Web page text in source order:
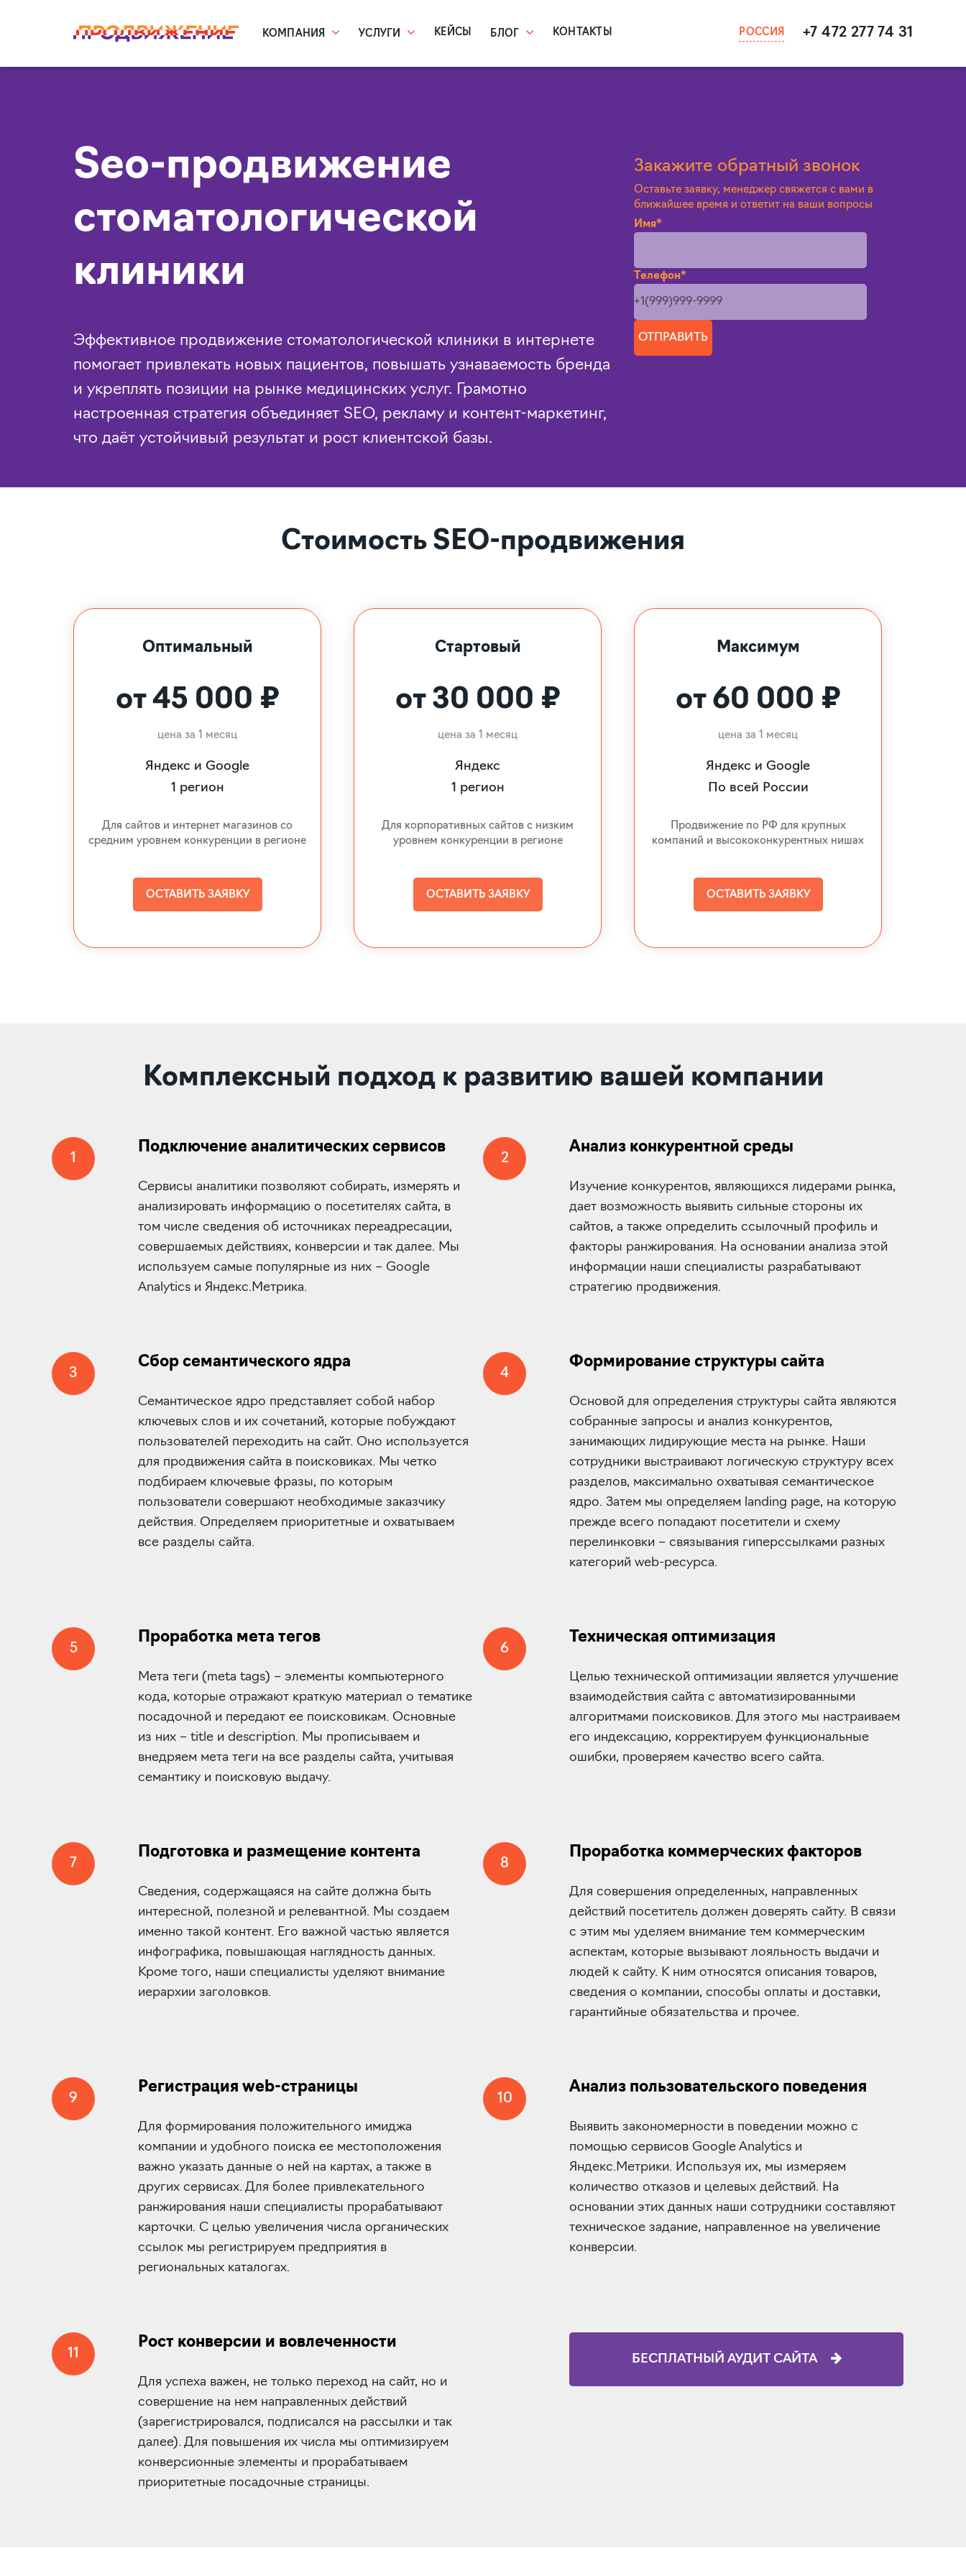
КОМПАНИЯ УСЛУГИ КЕЙСЫ БЛОГ КОНТАКТЫ РОССИЯ +7 472 277 74 31
Seo-продвижение
стоматологической
клиники
Эффективное продвижение стоматологической клиники в интернете
помогает привлекать новых пациентов, повышать узнаваемость бренда
и укреплять позиции на рынке медицинских услуг. Грамотно
настроенная стратегия объединяет SEO, рекламу и контент-маркетинг,
что даёт устойчивый результат и рост клиентской базы.
Закажите обратный звонок
Оставьте заявку, менеджер свяжется с вами в
ближайшее время и ответит на ваши вопросы
Имя*
Телефон*
ОТПРАВИТЬ
Стоимость SEO-продвижения
Оптимальный
от 45 000 ₽
цена за 1 месяц
Яндекс и Google
1 регион
Для сайтов и интернет магазинов со
средним уровнем конкуренции в регионе
ОСТАВИТЬ ЗАЯВКУ
Стартовый
от 30 000 ₽
цена за 1 месяц
Яндекс
1 регион
Для корпоративных сайтов с низким
уровнем конкуренции в регионе
ОСТАВИТЬ ЗАЯВКУ
Максимум
от 60 000 ₽
цена за 1 месяц
Яндекс и Google
По всей России
Продвижение по РФ для крупных
компаний и высококонкурентных нишах
ОСТАВИТЬ ЗАЯВКУ
Комплексный подход к развитию вашей компании
1
Подключение аналитических сервисов
Сервисы аналитики позволяют собирать, измерять и
анализировать информацию о посетителях сайта, в
том числе сведения об источниках переадресации,
совершаемых действиях, конверсии и так далее. Мы
используем самые популярные из них – Google
Analytics и Яндекс.Метрика.
2
Анализ конкурентной среды
Изучение конкурентов, являющихся лидерами рынка,
дает возможность выявить сильные стороны их
сайтов, а также определить ссылочный профиль и
факторы ранжирования. На основании анализа этой
информации наши специалисты разрабатывают
стратегию продвижения.
3
Сбор семантического ядра
Семантическое ядро представляет собой набор
ключевых слов и их сочетаний, которые побуждают
пользователей переходить на сайт. Оно используется
для продвижения сайта в поисковиках. Мы четко
подбираем ключевые фразы, по которым
пользователи совершают необходимые заказчику
действия. Определяем приоритетные и охватываем
все разделы сайта.
4
Формирование структуры сайта
Основой для определения структуры сайта являются
собранные запросы и анализ конкурентов,
занимающих лидирующие места на рынке. Наши
сотрудники выстраивают логическую структуру всех
разделов, максимально охватывая семантическое
ядро. Затем мы определяем landing page, на которую
прежде всего попадают посетители и схему
перелинковки – связывания гиперссылками разных
категорий web-ресурса.
5
Проработка мета тегов
Мета теги (meta tags) – элементы компьютерного
кода, которые отражают краткую материал о тематике
посадочной и передают ее поисковикам. Основные
из них – title и description. Мы прописываем и
внедряем мета теги на все разделы сайта, учитывая
семантику и поисковую выдачу.
6
Техническая оптимизация
Целью технической оптимизации является улучшение
взаимодействия сайта с автоматизированными
алгоритмами поисковиков. Для этого мы настраиваем
его индексацию, корректируем функциональные
ошибки, проверяем качество всего сайта.
7
Подготовка и размещение контента
Сведения, содержащаяся на сайте должна быть
интересной, полезной и релевантной. Мы создаем
именно такой контент. Его важной частью является
инфографика, повышающая наглядность данных.
Кроме того, наши специалисты уделяют внимание
иерархии заголовков.
8
Проработка коммерческих факторов
Для совершения определенных, направленных
действий посетитель должен доверять сайту. В связи
с этим мы уделяем внимание тем коммерческим
аспектам, которые вызывают лояльность выдачи и
людей к сайту. К ним относятся описания товаров,
сведения о компании, способы оплаты и доставки,
гарантийные обязательства и прочее.
9
Регистрация web-страницы
Для формирования положительного имиджа
компании и удобного поиска ее местоположения
важно указать данные о ней на картах, а также в
других сервисах. Для более привлекательного
ранжирования наши специалисты прорабатывают
карточки. С целью увеличения числа органических
ссылок мы регистрируем предприятия в
региональных каталогах.
10
Анализ пользовательского поведения
Выявить закономерности в поведении можно с
помощью сервисов Google Analytics и
Яндекс.Метрики. Используя их, мы измеряем
количество отказов и целевых действий. На
основании этих данных наши сотрудники составляют
техническое задание, направленное на увеличение
конверсии.
11
Рост конверсии и вовлеченности
Для успеха важен, не только переход на сайт, но и
совершение на нем направленных действий
(зарегистрировался, подписался на рассылки и так
далее). Для повышения их числа мы оптимизируем
конверсионные элементы и прорабатываем
приоритетные посадочные страницы.
БЕСПЛАТНЫЙ АУДИТ САЙТА